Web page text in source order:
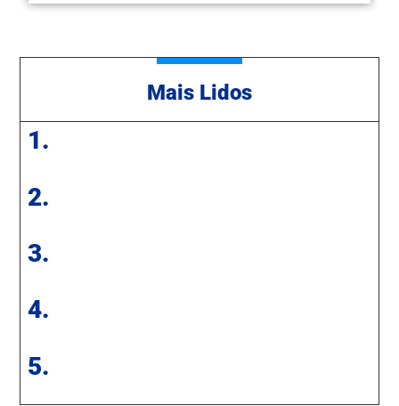
Mais Lidos
1.
2.
3.
4.
5.